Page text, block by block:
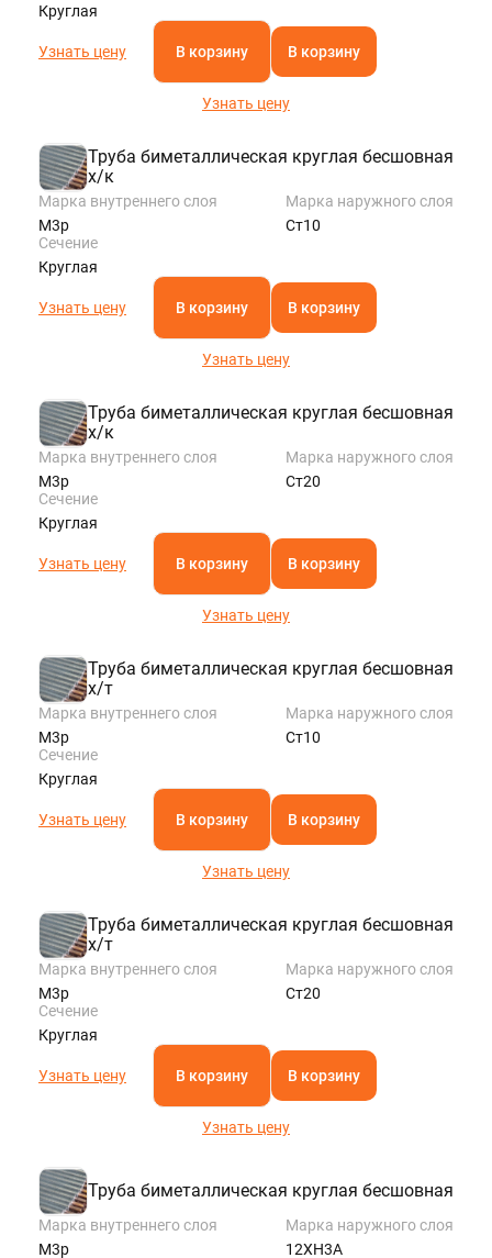
Круглая
Узнать цену В корзину В корзину
Узнать цену
Труба биметаллическая круглая бесшовная
х/к
Марка внутреннего слоя
М3р
Марка наружного слоя
Ст10
Сечение
Круглая
Узнать цену В корзину В корзину
Узнать цену
Труба биметаллическая круглая бесшовная
х/к
Марка внутреннего слоя
М3р
Марка наружного слоя
Ст20
Сечение
Круглая
Узнать цену В корзину В корзину
Узнать цену
Труба биметаллическая круглая бесшовная
х/т
Марка внутреннего слоя
М3р
Марка наружного слоя
Ст10
Сечение
Круглая
Узнать цену В корзину В корзину
Узнать цену
Труба биметаллическая круглая бесшовная
х/т
Марка внутреннего слоя
М3р
Марка наружного слоя
Ст20
Сечение
Круглая
Узнать цену В корзину В корзину
Узнать цену
Труба биметаллическая круглая бесшовная
Марка внутреннего слоя
М3р
Марка наружного слоя
12ХН3А